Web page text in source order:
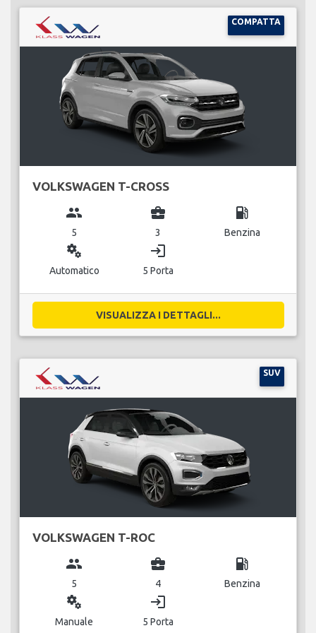
COMPATTA
VOLKSWAGEN T-CROSS
group
5
business_center
3
local_gas_station
Benzina
miscellaneous_services
Automatico
login
5 Porta
VISUALIZZA I DETTAGLI...
SUV
VOLKSWAGEN T-ROC
group
5
business_center
4
local_gas_station
Benzina
miscellaneous_services
Manuale
login
5 Porta